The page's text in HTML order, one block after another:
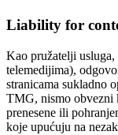
Liability for
Kao pružatelji
telemedijima),
stranicama sukladno
TMG, nismo obvezni
prenesene ili
koje upućuju na